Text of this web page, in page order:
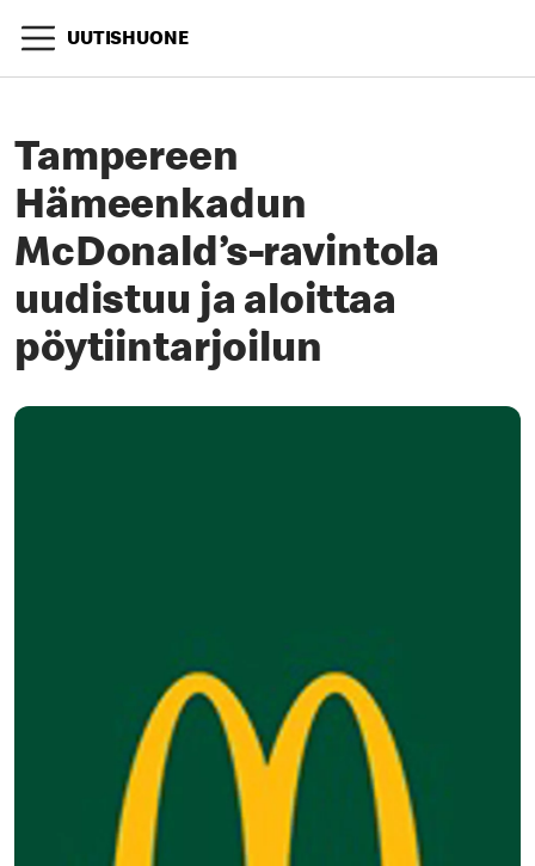
UUTISHUONE
Tampereen
Hämeenkadun
McDonald’s-ravintola
uudistuu ja aloittaa
pöytiintarjoilun